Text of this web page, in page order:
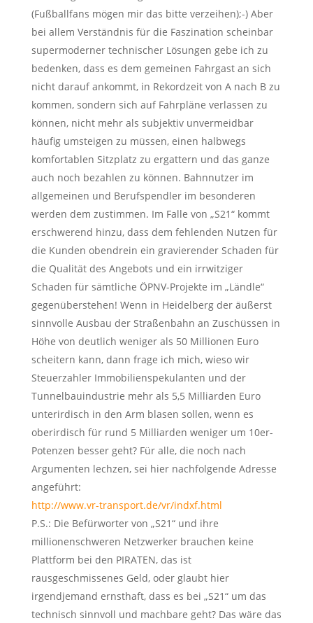
(Fußballfans mögen mir das bitte verzeihen);-) Aber
bei allem Verständnis für die Faszination scheinbar
supermoderner technischer Lösungen gebe ich zu
bedenken, dass es dem gemeinen Fahrgast an sich
nicht darauf ankommt, in Rekordzeit von A nach B zu
kommen, sondern sich auf Fahrpläne verlassen zu
können, nicht mehr als subjektiv unvermeidbar
häufig umsteigen zu müssen, einen halbwegs
komfortablen Sitzplatz zu ergattern und das ganze
auch noch bezahlen zu können. Bahnnutzer im
allgemeinen und Berufspendler im besonderen
werden dem zustimmen. Im Falle von „S21“ kommt
erschwerend hinzu, dass dem fehlenden Nutzen für
die Kunden obendrein ein gravierender Schaden für
die Qualität des Angebots und ein irrwitziger
Schaden für sämtliche ÖPNV-Projekte im „Ländle“
gegenüberstehen! Wenn in Heidelberg der äußerst
sinnvolle Ausbau der Straßenbahn an Zuschüssen in
Höhe von deutlich weniger als 50 Millionen Euro
scheitern kann, dann frage ich mich, wieso wir
Steuerzahler Immobilienspekulanten und der
Tunnelbauindustrie mehr als 5,5 Milliarden Euro
unterirdisch in den Arm blasen sollen, wenn es
oberirdisch für rund 5 Milliarden weniger um 10er-
Potenzen besser geht? Für alle, die noch nach
Argumenten lechzen, sei hier nachfolgende Adresse
angeführt:
http://www.vr-transport.de/vr/indxf.html
P.S.: Die Befürworter von „S21“ und ihre
millionenschweren Netzwerker brauchen keine
Plattform bei den PIRATEN, das ist
rausgeschmissenes Geld, oder glaubt hier
irgendjemand ernsthaft, dass es bei „S21“ um das
technisch sinnvoll und machbare geht? Das wäre das